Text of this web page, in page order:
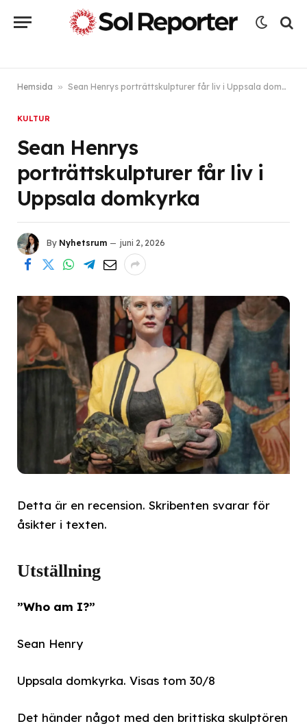
Hemsida » Sean Henrys porträttskulpturer får liv i Uppsala domkyrka
KULTUR
Sean Henrys
porträttskulpturer får liv i
Uppsala domkyrka
By Nyhetsrum juni 2, 2026
Detta är en recension. Skribenten svarar för
åsikter i texten.
Utställning
”Who am I?”
Sean Henry
Uppsala domkyrka. Visas tom 30/8
Det händer något med den brittiska skulptören